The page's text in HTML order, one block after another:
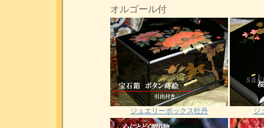
オルゴール付
ジュエリーボックス牡丹 ジ